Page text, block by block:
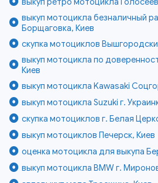
выкуп мотоцикла безналичный
Борщаговка, Киев
скупка мотоциклов
выкуп мотоцикла по
Киев
выкуп мотоцикла Kawasaki
выкуп мотоцикла Suzuki г.
скупка мотоциклов г. Белая
выкуп мотоциклов Печерск, Киев
оценка мотоцикла для выкупа
выкуп мотоцикла BMW г.